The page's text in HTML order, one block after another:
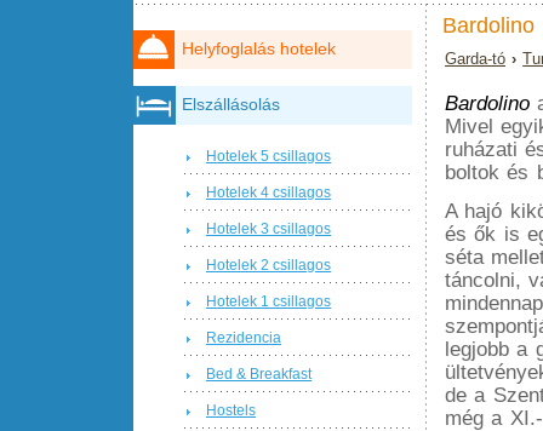
Bardolino
Garda-tó ›
Bardolino
Mivel
ruházati
boltok és
A hajó
és ők is
séta
táncolni,
legjobb a
de a
még a
Helyfoglalás hotelek
Elszállásolás
Hotelek 5 csillagos
Hotelek 4 csillagos
Hotelek 3 csillagos
Hotelek 2 csillagos
Hotelek 1 csillagos
Rezidencia
Bed & Breakfast
Hostels